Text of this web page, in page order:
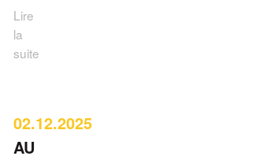
Lire
la
suite
02.12.2025
AU